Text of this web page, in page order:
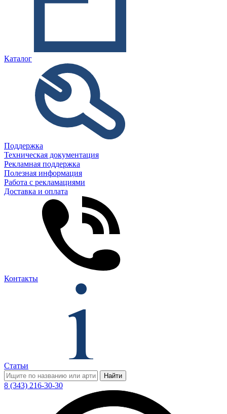
Каталог
Поддержка
Техническая документация
Рекламная поддержка
Полезная информация
Работа с рекламациями
Доставка и оплата
Контакты
Статьи
Найти
8 (343) 216-30-30